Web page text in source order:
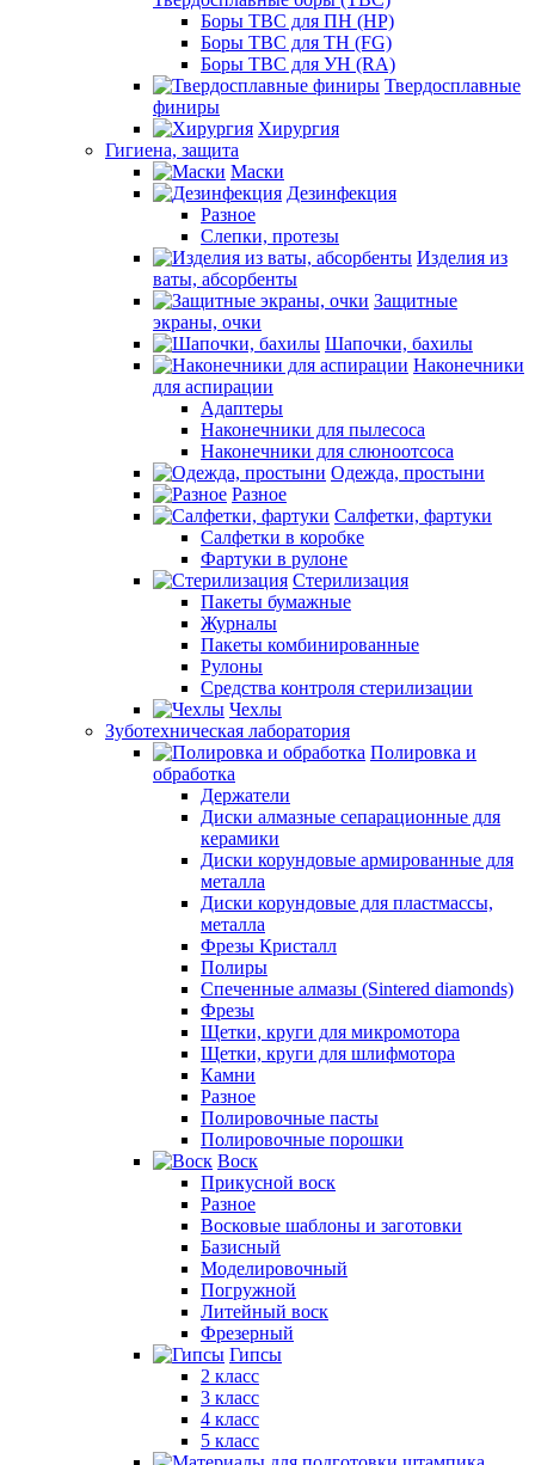
Боры ТВС для ПН (HP)
Боры ТВС для ТН (FG)
Боры ТВС для УН (RA)
Твердосплавные
финиры
Хирургия
Гигиена, защита
Маски
Дезинфекция
Разное
Слепки, протезы
Изделия из
ваты, абсорбенты
Защитные
экраны, очки
Шапочки, бахилы
Наконечники
для аспирации
Адаптеры
Наконечники для пылесоса
Наконечники для слюноотсоса
Одежда, простыни
Разное
Салфетки, фартуки
Салфетки в коробке
Фартуки в рулоне
Стерилизация
Пакеты бумажные
Журналы
Пакеты комбинированные
Рулоны
Средства контроля стерилизации
Чехлы
Зуботехническая лаборатория
Полировка и
обработка
Держатели
Диски алмазные сепарационные для
керамики
Диски корундовые армированные для
металла
Диски корундовые для пластмассы,
металла
Фрезы Кристалл
Полиры
Спеченные алмазы (Sintered diamonds)
Фрезы
Щетки, круги для микромотора
Щетки, круги для шлифмотора
Камни
Разное
Полировочные пасты
Полировочные порошки
Воск
Прикусной воск
Разное
Восковые шаблоны и заготовки
Базисный
Моделировочный
Погружной
Литейный воск
Фрезерный
Гипсы
2 класс
3 класс
4 класс
5 класс